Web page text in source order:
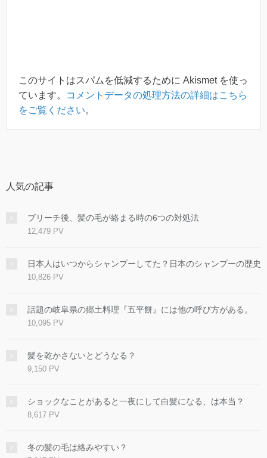
このサイトはスパムを低減するために Akismet を使っ
ています。
コメントデータの処理方法の詳細はこちら
をご覧ください。
人気の記事
ブリーチ後、髪の毛が絡まる時の6つの対処法
12,479 PV
日本人はいつからシャンプーしてた？日本のシャンプーの歴史
10,826 PV
話題の岐阜県の郷土料理『五平餅』には他の呼び方がある。
10,095 PV
髪を乾かさないとどうなる？
9,150 PV
ショックなことがあると一夜にして白髪になる、は本当？
8,617 PV
冬の髪の毛は絡みやすい？